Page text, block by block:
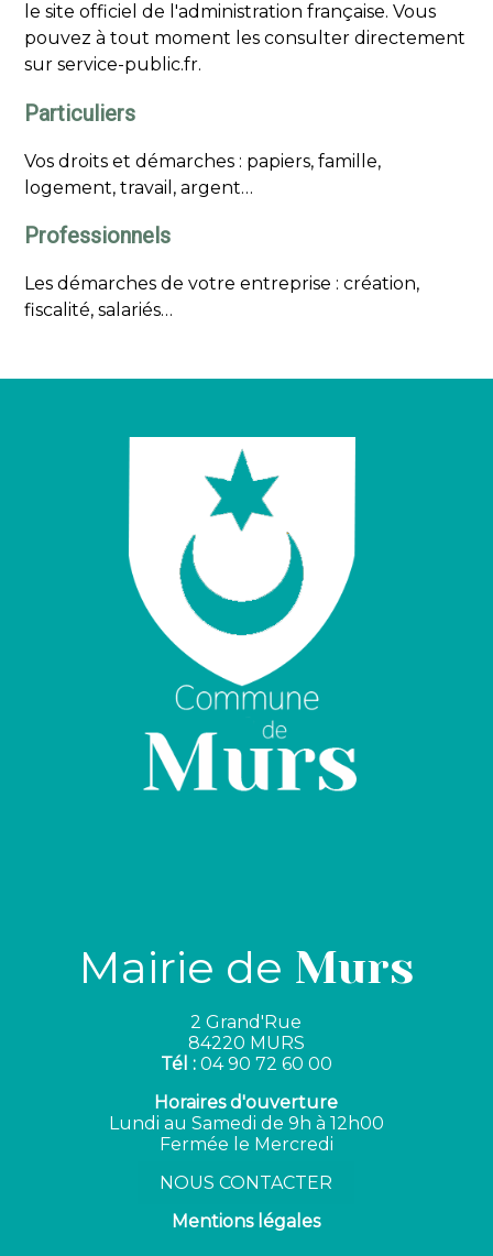
le site officiel de l'administration française. Vous
pouvez à tout moment les consulter directement
surservice-public.fr.
Particuliers
Vos droits et démarches : papiers, famille,
logement, travail, argent…
Professionnels
Les démarches de votre entreprise : création,
fiscalité, salariés…
Mairie de Murs
2 Grand'Rue
84220 MURS
Tél :04 90 72 60 00
Horaires d'ouverture
Lundi au Samedi de 9h à 12h00
Fermée le Mercredi
NOUS CONTACTER
Mentions légales